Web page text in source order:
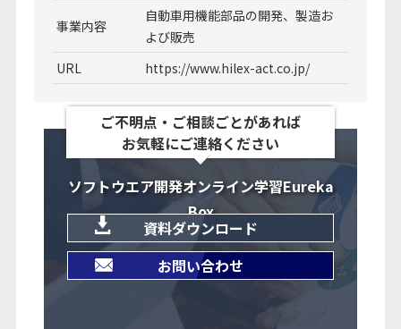
事業内容
自動車用機能部品の開発、製造お
よび販売
URL
https://www.hilex-act.co.jp/
ご不明点・ご相談ごとがあれば
お気軽にご連絡ください
ソフトウエア開発オンライン学習Eureka
Box
資料ダウンロード
お問い合わせ